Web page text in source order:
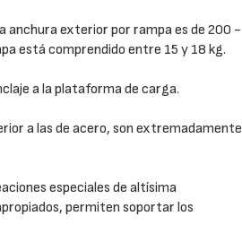
anchura exterior por rampa es de 200 -
está comprendido entre 15 y 18 kg.
a la plataforma de carga.
a las de acero, son extremadamente
especiales de altísima
permiten soportar los